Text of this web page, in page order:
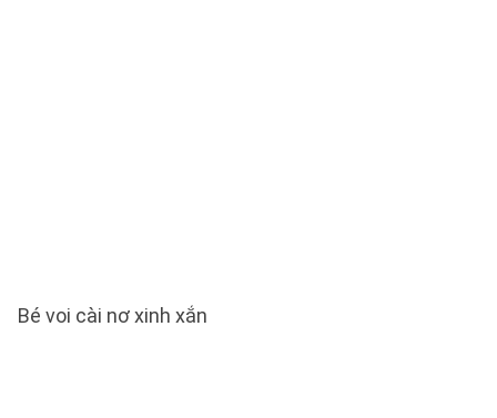
Bé voi cài nơ xinh xắn